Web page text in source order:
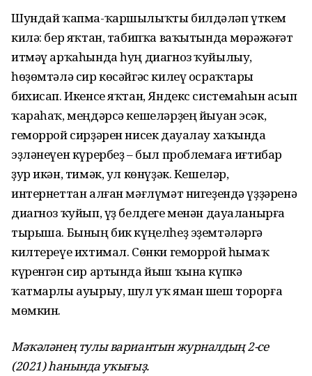
Шундай ҡапма-ҡаршылыҡты билдәләп үткем
килә: бер яҡтан, табипҡа ваҡытында мөрәжәғәт
итмәү арҡаһында һуң диагноз ҡуйылыу,
һөҙөмтәлә сир көсәйгәс килеү осраҡтары
бихисап. Икенсе яҡтан, Яндекс системаһын асып
ҡараһаҡ, меңдәрсә кешеләрҙең йыуан эсәк,
геморрой сирҙәрен нисек дауалау хаҡында
эҙләнеүен күрербеҙ – был проблемаға иғтибар
ҙур икән, тимәк, ул көнүҙәк. Кешеләр,
интернеттан алған мәғлүмәт нигеҙендә үҙҙәренә
диагноз ҡуйып, үҙ белдеге менән дауаланырға
тырыша. Бының бик күңелһеҙ эҙемтәләргә
килтереүе ихтимал. Сөнки геморрой һымаҡ
күренгән сир артында йыш ҡына күпкә
ҡатмарлы ауырыу, шул уҡ яман шеш торорға
мөмкин.
Мәҡәләнең тулы вариантын журналдың 2-се
(2021) һанында уҡығыҙ.